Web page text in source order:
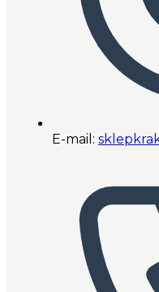
E-mail: